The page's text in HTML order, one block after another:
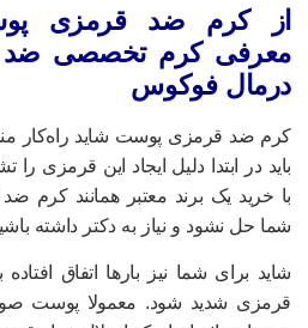
کرم ضد قرمزی
فوکوس
ضد قرمزی پوست شاید راه‌کار
در ابتدا دلیل ایجاد این قرمزی را
خرید یک برند معتبر همانند کرم ضد
حل نشود و نیاز به دکتر داشته باشید.
برای شما نیز بار‌ها اتفاق
شدید شود. معمولا پوست